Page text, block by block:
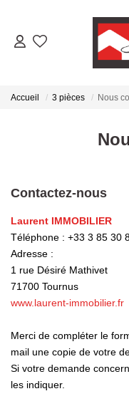
Laurent
Accueil 3 pièces Nous
Contactez-nous
Laurent IMMOBILIER
Téléphone : +33 3 85 30
Adresse :
1 rue Désiré Mathivet
71700 Tournus
www.laurent-immobilier.fr
Merci de compléter le
mail une copie de votre
Si votre demande
les indiquer.